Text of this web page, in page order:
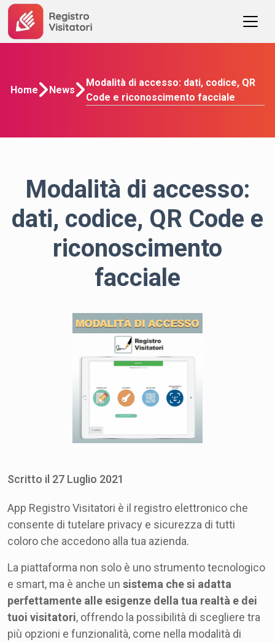
Home News
Modalità di accesso: dati, codice, QR
Code e riconoscimento facciale
Modalità di accesso:
dati, codice, QR Code e
riconoscimento
facciale
Scritto il 27 Luglio 2021
App Registro Visitatori è il registro elettronico che
consente di tutelare privacy e sicurezza di tutti
coloro che accedono alla tua azienda.
La piattaforma non solo è uno strumento tecnologico
e smart, ma è anche un sistema che si adatta
perfettamente alle esigenze della tua realtà e dei
tuoi visitatori, offrendo la possibilità di scegliere tra
più opzioni e funzionalità, come nella modalità di